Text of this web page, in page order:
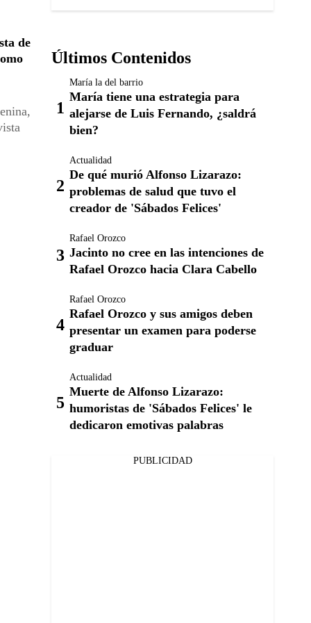
de
Últimos Contenidos
María la del barrio
María tiene una estrategia para
alejarse de Luis Fernando, ¿saldrá
bien?
Actualidad
De qué murió Alfonso Lizarazo:
problemas de salud que tuvo el
creador de 'Sábados Felices'
Rafael Orozco
Jacinto no cree en las intenciones de
Rafael Orozco hacia Clara Cabello
Rafael Orozco
Rafael Orozco y sus amigos deben
presentar un examen para poderse
graduar
Actualidad
Muerte de Alfonso Lizarazo:
humoristas de 'Sábados Felices' le
dedicaron emotivas palabras
PUBLICIDAD